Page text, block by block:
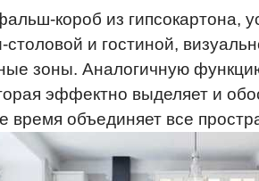
короб из гипсокартона,
столовой и гостиной,
зоны. Аналогичную
эффектно выделяет и
время объединяет все